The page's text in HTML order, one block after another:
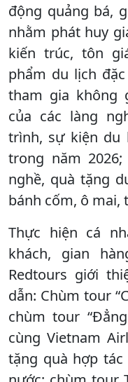
động quảng bá,
nhằm phát huy
kiến trúc, tôn
phẩm du lịch
tham gia không
của các làng
trình, sự kiện du
trong năm
nghề, quà tặng
bánh cốm, ô mai,
Thực hiện cá
khách, gian
Redtours giới
dẫn: Chùm tour
chùm tour
cùng Vietnam
tặng quà hợp tác